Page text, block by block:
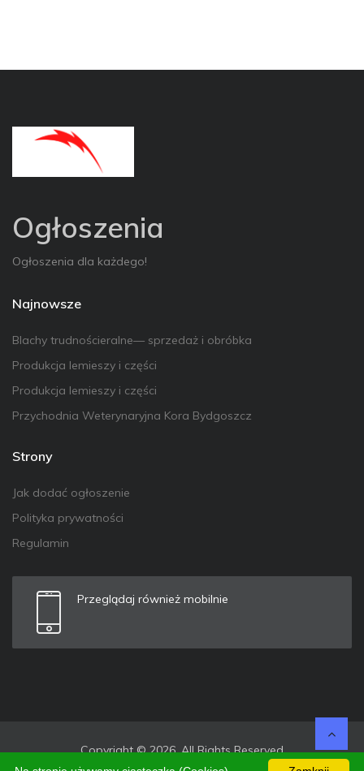
Ogłoszenia
Ogłoszenia dla każdego!
Najnowsze
Blachy trudnościeralne— sprzedaż i obróbka
Produkcja lemieszy i części
Produkcja lemieszy i części
Przychodnia Weterynaryjna Kora Bydgoszcz
Strony
Jak dodać ogłoszenie
Polityka prywatności
Regulamin
Przeglądaj również mobilnie
Copyright © 2026. All Rights Reserved